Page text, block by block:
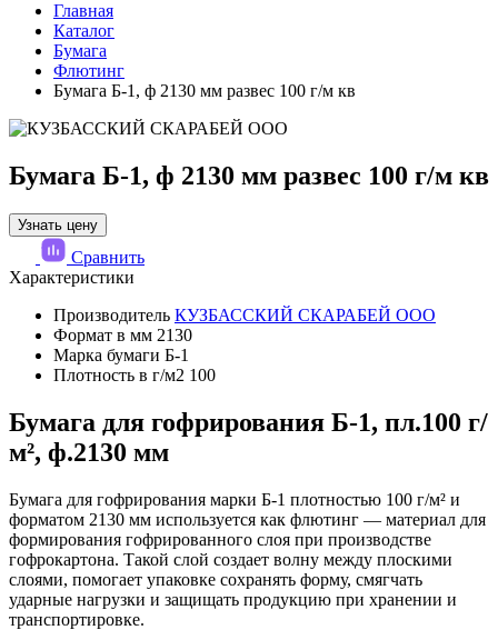
Главная
Каталог
Бумага
Флютинг
Бумага Б-1, ф 2130 мм развес 100 г/м кв
Бумага Б-1, ф 2130 мм развес 100 г/м кв
Узнать цену
Сравнить
Характеристики
Производитель КУЗБАССКИЙ СКАРАБЕЙ ООО
Формат в мм 2130
Марка бумаги Б-1
Плотность в г/м2 100
Бумага для гофрирования Б-1, пл.100 г/
м², ф.2130 мм
Бумага для гофрирования марки Б-1 плотностью 100 г/м² и
форматом 2130 мм используется как флютинг — материал для
формирования гофрированного слоя при производстве
гофрокартона. Такой слой создает волну между плоскими
слоями, помогает упаковке сохранять форму, смягчать
ударные нагрузки и защищать продукцию при хранении и
транспортировке.